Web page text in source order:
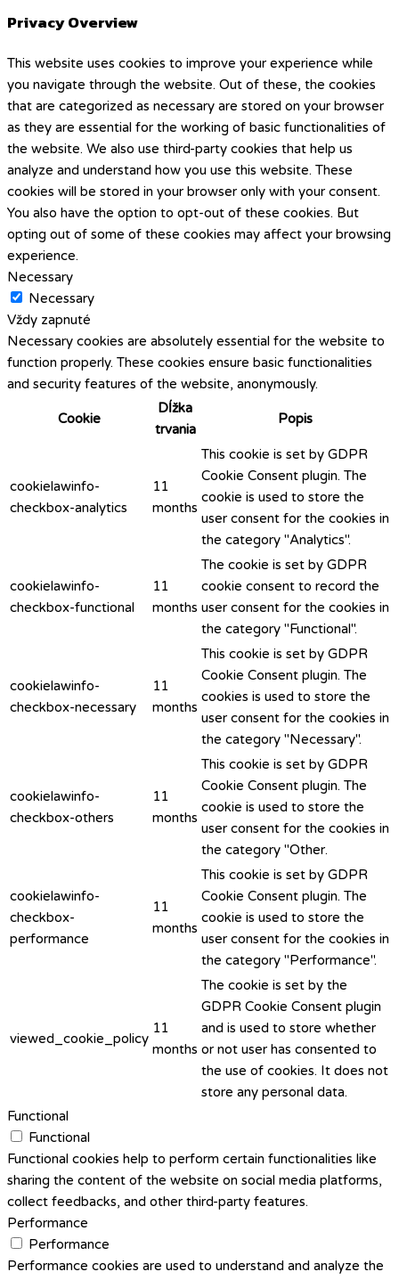
Privacy Overview
This website uses cookies to improve your experience while
you navigate through the website. Out of these, the cookies
that are categorized as necessary are stored on your browser
as they are essential for the working of basic functionalities of
the website. We also use third-party cookies that help us
analyze and understand how you use this website. These
cookies will be stored in your browser only with your consent.
You also have the option to opt-out of these cookies. But
opting out of some of these cookies may affect your browsing
experience.
Necessary
Necessary
Vždy zapnuté
Necessary cookies are absolutely essential for the website to
function properly. These cookies ensure basic functionalities
and security features of the website, anonymously.
Cookie
Dĺžka
trvania
Popis
cookielawinfo-
checkbox-analytics
11
months
This cookie is set by GDPR
Cookie Consent plugin. The
cookie is used to store the
user consent for the cookies in
the category "Analytics".
cookielawinfo-
checkbox-functional
11
months
The cookie is set by GDPR
cookie consent to record the
user consent for the cookies in
the category "Functional".
cookielawinfo-
checkbox-necessary
11
months
This cookie is set by GDPR
Cookie Consent plugin. The
cookies is used to store the
user consent for the cookies in
the category "Necessary".
cookielawinfo-
checkbox-others
11
months
This cookie is set by GDPR
Cookie Consent plugin. The
cookie is used to store the
user consent for the cookies in
the category "Other.
cookielawinfo-
checkbox-
performance
11
months
This cookie is set by GDPR
Cookie Consent plugin. The
cookie is used to store the
user consent for the cookies in
the category "Performance".
viewed_cookie_policy
11
months
The cookie is set by the
GDPR Cookie Consent plugin
and is used to store whether
or not user has consented to
the use of cookies. It does not
store any personal data.
Functional
Functional
Functional cookies help to perform certain functionalities like
sharing the content of the website on social media platforms,
collect feedbacks, and other third-party features.
Performance
Performance
Performance cookies are used to understand and analyze the